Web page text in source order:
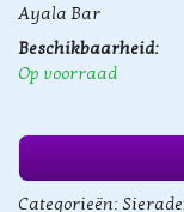
Ayala Bar
Beschikbaarheid:
Op voorraad
Categorieën: